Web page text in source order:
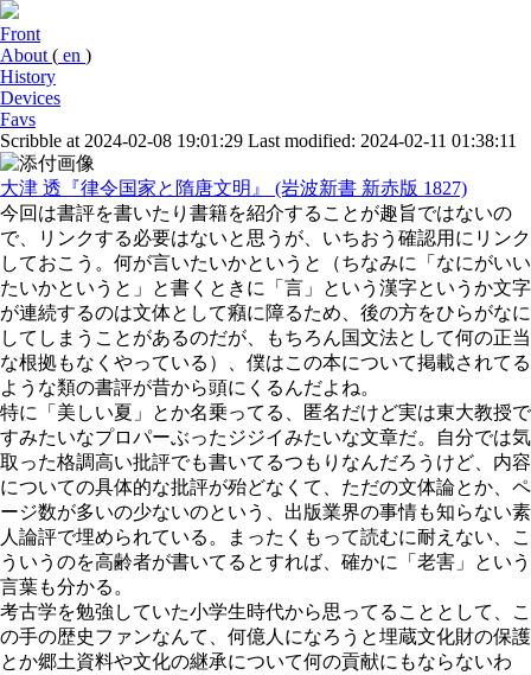
Front
About ( en )
History
Devices
Favs
Scribble at 2024-02-08 19:01:29 Last modified: 2024-02-11 01:38:11
大津 透『律令国家と隋唐文明』 (岩波新書 新赤版 1827)
今回は書評を書いたり書籍を紹介することが趣旨ではないの
で、リンクする必要はないと思うが、いちおう確認用にリンク
しておこう。何が言いたいかというと（ちなみに「なにがいい
たいかというと」と書くときに「言」という漢字というか文字
が連続するのは文体として癪に障るため、後の方をひらがなに
してしまうことがあるのだが、もちろん国文法として何の正当
な根拠もなくやっている）、僕はこの本について掲載されてる
ような類の書評が昔から頭にくるんだよね。
特に「美しい夏」とか名乗ってる、匿名だけど実は東大教授で
すみたいなプロパーぶったジジイみたいな文章だ。自分では気
取った格調高い批評でも書いてるつもりなんだろうけど、内容
についての具体的な批評が殆どなくて、ただの文体論とか、ペ
ージ数が多いの少ないのという、出版業界の事情も知らない素
人論評で埋められている。まったくもって読むに耐えない、こ
ういうのを高齢者が書いてるとすれば、確かに「老害」という
言葉も分かる。
考古学を勉強していた小学生時代から思ってることとして、こ
の手の歴史ファンなんて、何億人になろうと埋蔵文化財の保護
とか郷土資料や文化の継承について何の貢献にもならないわ